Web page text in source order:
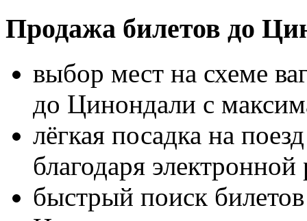
Продажа билетов до
выбор мест на схеме
до Цинондали с
лёгкая посадка на
благодаря
быстрый поиск